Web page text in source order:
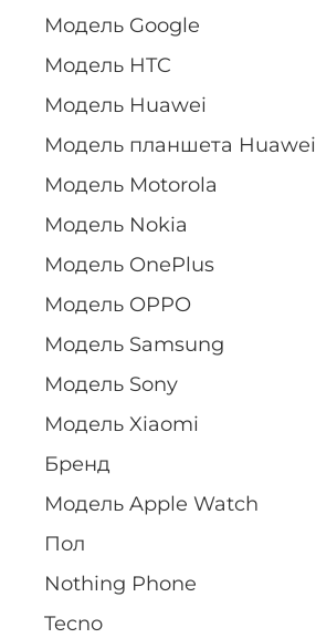
Модель Google
Модель HTC
Модель Huawei
Модель планшета Huawei
Модель Motorola
Модель Nokia
Модель OnePlus
Модель OPPO
Модель Samsung
Модель Sony
Модель Xiaomi
Бренд
Модель Apple Watch
Пол
Nothing Phone
Tecno